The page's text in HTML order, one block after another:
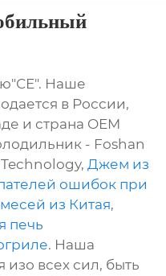
Наше
в России,
и страна OEM
- Foshan
Джем из
ошибок при
из Китая,
печь
. Наша
изо всех сил, быть